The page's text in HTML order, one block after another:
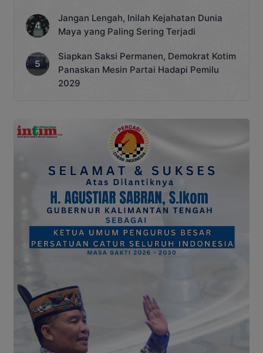
Jangan Lengah, Inilah Kejahatan Dunia
Maya yang Paling Sering Terjadi
Siapkan Saksi Permanen, Demokrat Kotim
Panaskan Mesin Partai Hadapi Pemilu
2029